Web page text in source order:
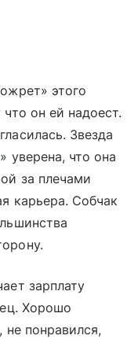
этого
он ей надоест.
Звезда
» уверена, что она
за плечами
карьера. Собчак
зарплату
Хорошо
не понравился,